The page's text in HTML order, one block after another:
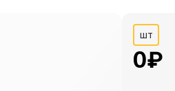
шт
0₽